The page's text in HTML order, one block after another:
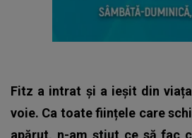
Fitz a intrat și a ieșit din
voie. Ca toate ființele care
apărut, n-am știut ce să fac